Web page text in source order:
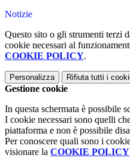
Notizie
Questo sito o gli strumenti terzi
cookie necessari al
COOKIE POLICY.
Personalizza Rifiuta tutti i
Gestione cookie
In questa schermata è possibile
I cookie necessari sono quelli
piattaforma e non è possibile
Per conoscere quali sono i
visionare la COOKIE POLICY